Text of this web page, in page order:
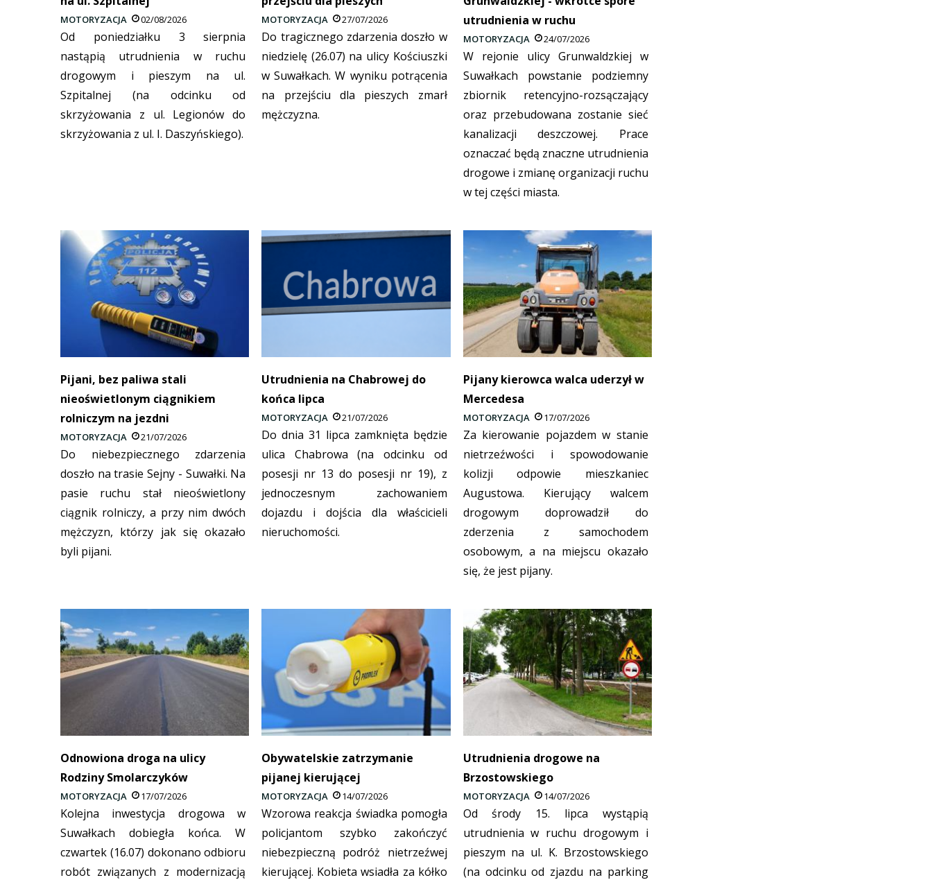
MOTORYZACJA 02/08/2026
Od poniedziałku 3 sierpnia
nastąpią utrudnienia w ruchu
drogowym i pieszym na ul.
Szpitalnej (na odcinku od
skrzyżowania z ul. Legionów do
skrzyżowania z ul. I. Daszyńskiego).
MOTORYZACJA 27/07/2026
Do tragicznego zdarzenia doszło w
niedzielę (26.07) na ulicy Kościuszki
w Suwałkach. W wyniku potrącenia
na przejściu dla pieszych zmarł
mężczyzna.
utrudnienia w ruchu
MOTORYZACJA 24/07/2026
W rejonie ulicy Grunwaldzkiej w
Suwałkach powstanie podziemny
zbiornik retencyjno-rozsączający
oraz przebudowana zostanie sieć
kanalizacji deszczowej. Prace
oznaczać będą znaczne utrudnienia
drogowe i zmianę organizacji ruchu
w tej części miasta.
Pijani, bez paliwa stali
nieoświetlonym ciągnikiem
rolniczym na jezdni
MOTORYZACJA 21/07/2026
Do niebezpiecznego zdarzenia
doszło na trasie Sejny - Suwałki. Na
pasie ruchu stał nieoświetlony
ciągnik rolniczy, a przy nim dwóch
mężczyzn, którzy jak się okazało
byli pijani.
Utrudnienia na Chabrowej do
końca lipca
MOTORYZACJA 21/07/2026
Do dnia 31 lipca zamknięta będzie
ulica Chabrowa (na odcinku od
posesji nr 13 do posesji nr 19), z
jednoczesnym zachowaniem
dojazdu i dojścia dla właścicieli
nieruchomości.
Pijany kierowca walca uderzył w
Mercedesa
MOTORYZACJA 17/07/2026
Za kierowanie pojazdem w stanie
nietrzeźwości i spowodowanie
kolizji odpowie mieszkaniec
Augustowa. Kierujący walcem
drogowym doprowadził do
zderzenia z samochodem
osobowym, a na miejscu okazało
się, że jest pijany.
Odnowiona droga na ulicy
Rodziny Smolarczyków
MOTORYZACJA 17/07/2026
Kolejna inwestycja drogowa w
Suwałkach dobiegła końca. W
czwartek (16.07) dokonano odbioru
robót związanych z modernizacją
Obywatelskie zatrzymanie
pijanej kierującej
MOTORYZACJA 14/07/2026
Wzorowa reakcja świadka pomogła
policjantom szybko zakończyć
niebezpieczną podróż nietrzeźwej
kierującej. Kobieta wsiadła za kółko
Utrudnienia drogowe na
Brzostowskiego
MOTORYZACJA 14/07/2026
Od środy 15. lipca wystąpią
utrudnienia w ruchu drogowym i
pieszym na ul. K. Brzostowskiego
(na odcinku od zjazdu na parking